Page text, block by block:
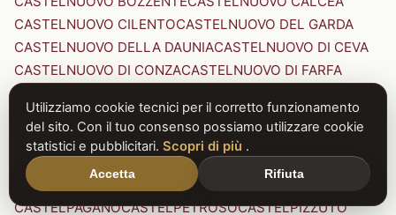
CASTELNUOVO CILENTOCASTELNUOVO DEL GARDA
CASTELNUOVO DELLA DAUNIACASTELNUOVO DI CEVA
CASTELNUOVO DI CONZACASTELNUOVO DI FARFA
CASTELNUOVO DI PORTO CASTELNUOVO DON BOSCO
CASTELNUOVO MAGRACASTELNUOVO NIGRA
CASTELNUOVO PARANOCASTELNUOVO RANGONE
CASTELNUOVO SCRIVIA
CASTELNUOVO VAL DI CECINA
CASTELPAGANOCASTELPETROSOCASTELPIZZUTO
Utilizziamo cookie tecnici per il corretto funzionamento
del sito. Con il tuo consenso possiamo utilizzare cookie
statistici e pubblicitari. Scopri di più .
Accetta Rifiuta